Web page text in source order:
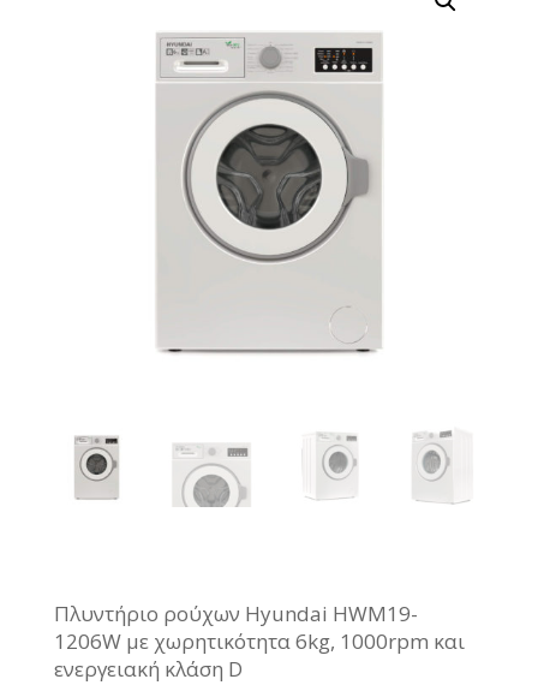
Πλυντήριο ρούχων Hyundai HWM19-
1206W με χωρητικότητα 6kg, 1000rpm και
ενεργειακή κλάση D